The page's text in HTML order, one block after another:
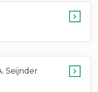
Seijnder